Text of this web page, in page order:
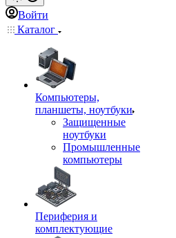
Войти
Каталог
Компьютеры,
планшеты, ноутбуки
Защищенные
ноутбуки
Промышленные
компьютеры
Периферия и
комплектующие